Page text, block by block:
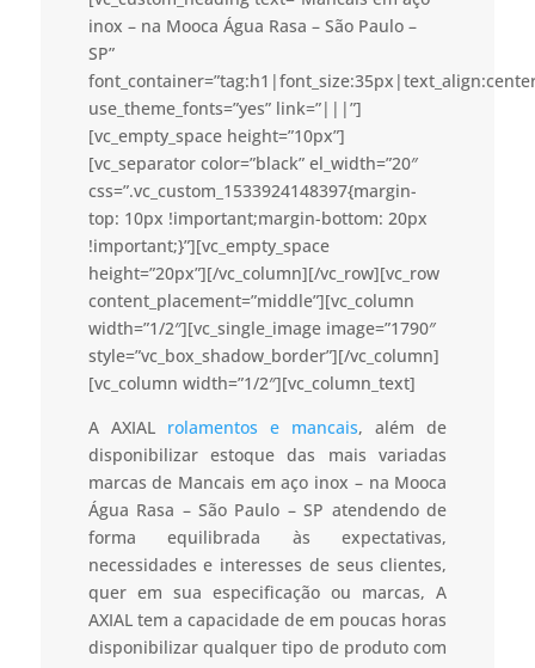
inox – na Mooca Água Rasa – São Paulo –
SP”
use_theme_fonts=”yes” link=”|||”]
[vc_empty_space height=”10px”]
[vc_separator color=”black” el_width=”20″
css=”.vc_custom_1533924148397{margin-
top: 10px !important;margin-bottom: 20px
!important;}”][vc_empty_space
height=”20px”][/vc_column][/vc_row][vc_row
content_placement=”middle”][vc_column
width=”1/2″][vc_single_image image=”1790″
style=”vc_box_shadow_border”][/vc_column]
[vc_column width=”1/2″][vc_column_text]
A AXIAL rolamentos e mancais, além de
disponibilizar estoque das mais variadas
marcas de Mancais em aço inox – na Mooca
Água Rasa – São Paulo – SP atendendo de
forma equilibrada às expectativas,
necessidades e interesses de seus clientes,
quer em sua especificação ou marcas, A
AXIAL tem a capacidade de em poucas horas
disponibilizar qualquer tipo de produto com